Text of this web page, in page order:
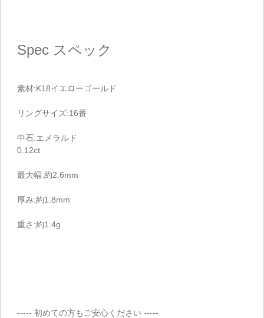
Spec スペック
素材:K18イエローゴールド
リングサイズ:16番
中石:エメラルド
0.12ct
最大幅:約2.6mm
厚み:約1.8mm
重さ:約1.4g
----- 初めての方もご安心ください -----